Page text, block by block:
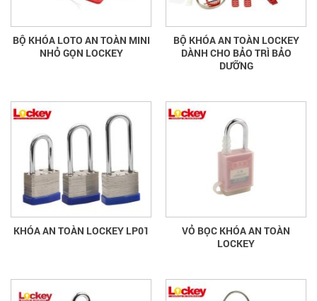
BỘ KHÓA LOTO AN TOÀN MINI
NHỎ GỌN LOCKEY
BỘ KHÓA AN TOÀN LOCKEY
DÀNH CHO BẢO TRÌ BẢO
DƯỠNG
KHÓA AN TOÀN LOCKEY LP01
VỎ BỌC KHÓA AN TOÀN
LOCKEY